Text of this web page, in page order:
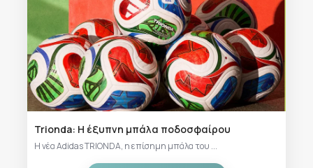
Trionda: Η έξυπνη μπάλα ποδοσφαίρου
Η νέα Adidas TRIONDA, η επίσημη μπάλα του ...